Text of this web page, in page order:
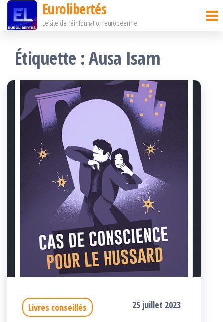
Passer
contenu
Eurolibertés
Le site de réinformation européenne
Étiquette :Ausa Isarn
Livres conseillés 25 juillet 2023